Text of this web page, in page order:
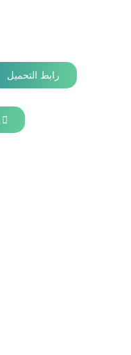
رابط التحميل